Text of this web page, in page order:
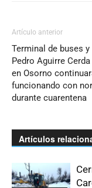
Artículo anterior
Terminal de buses
Pedro Aguirre Cerda
en Osorno
funcionando con
durante cuarentena
Artículos